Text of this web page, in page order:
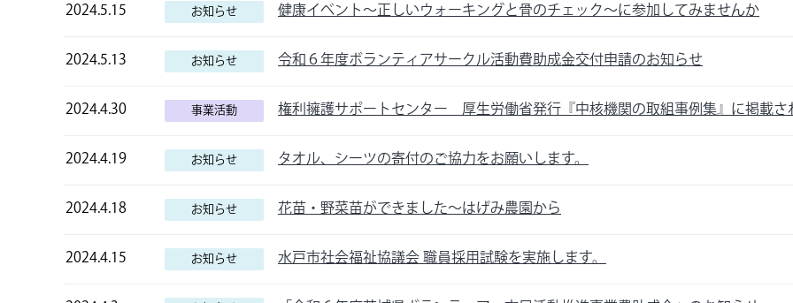
2024.5.15 お知らせ 健康イベント～正しいウォーキングと骨のチェック～に参加してみませんか
2024.5.13 お知らせ 令和６年度ボランティアサークル活動費助成金交付申請のお知らせ
2024.4.30 事業活動 権利擁護サポートセンター 厚生労働省発行『中核機関の取組事例集』に掲載さ
2024.4.19 お知らせ タオル、シーツの寄付のご協力をお願いします。
2024.4.18 お知らせ 花苗・野菜苗ができました～はげみ農園から
2024.4.15 お知らせ 水戸市社会福祉協議会 職員採用試験を実施します。